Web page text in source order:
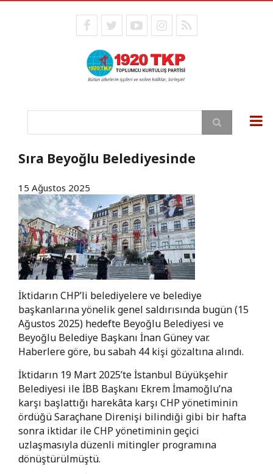
facebooktwitteryoutubeinstagram
RSS
Ara
Sıra Beyoğlu Belediyesinde
15 Ağustos 2025
İktidarın CHP’li belediyelere ve belediye
başkanlarına yönelik genel saldırısında bugün (15
Ağustos 2025) hedefte Beyoğlu Belediyesi ve
Beyoğlu Belediye Başkanı İnan Güney var.
Haberlere göre, bu sabah 44 kişi gözaltına alındı.
İktidarın 19 Mart 2025’te İstanbul Büyükşehir
Belediyesi ile İBB Başkanı Ekrem İmamoğlu’na
karşı başlattığı harekâta karşı CHP yönetiminin
ördüğü Saraçhane Direnişi bilindiği gibi bir hafta
sonra iktidar ile CHP yönetiminin geçici
uzlaşmasıyla düzenli mitingler programına
dönüştürülmüştü.